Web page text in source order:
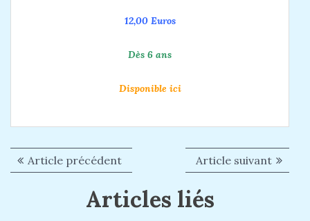
12,00 Euros
Dès 6 ans
Disponible ici
NArticle précédent
r
t
i
Article suivant A
r
Articles liés